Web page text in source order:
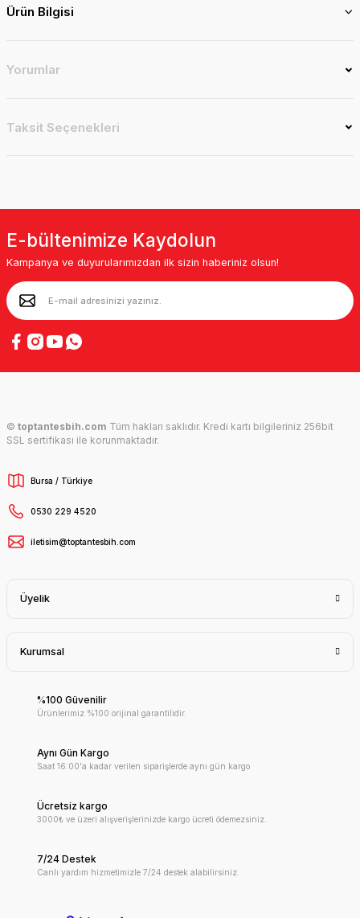
Ürün Bilgisi
Yorumlar
Taksit Seçenekleri
E-bültenimize Kaydolun
Kampanya ve duyurularımızdan ilk sizin haberiniz olsun!
© toptantesbih.com Tüm hakları saklıdır. Kredi kartı bilgileriniz 256bit
SSL sertifikası ile korunmaktadır.
Bursa / Türkiye
0530 229 4520
iletisim@toptantesbih.com
Üyelik
Kurumsal
%100 Güvenilir
Ürünlerimiz %100 orijinal garantilidir.
Aynı Gün Kargo
Saat 16:00'a kadar verilen siparişlerde aynı gün kargo
Ücretsiz kargo
3000₺ ve üzeri alışverişlerinizde kargo ücreti ödemezsiniz.
7/24 Destek
Canlı yardım hizmetimizle 7/24 destek alabilirsiniz.